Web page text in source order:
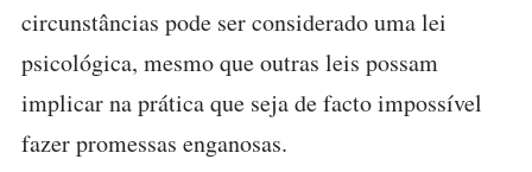
circunstâncias pode ser considerado uma lei
psicológica, mesmo que outras leis possam
implicar na prática que seja de facto impossível
fazer promessas enganosas.